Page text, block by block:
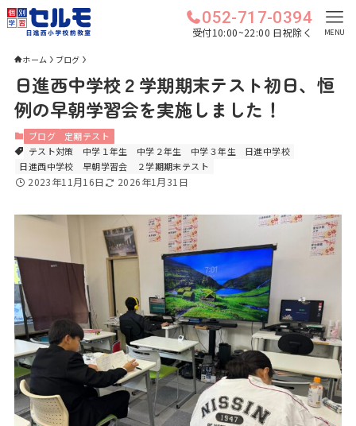
052-717-0394
受付10:00~22:00 日祝除く MENU
ホーム ブログ
日進西中学校２学期期末テスト初日、恒
例の早朝学習会を実施しました！
ブログ
定期テスト
テスト対策
中学１年生 中学２年生 中学３年生
日進中学校
日進西中学校
早朝学習会 ２学期期末テスト
2023年11月16日 2026年1月31日